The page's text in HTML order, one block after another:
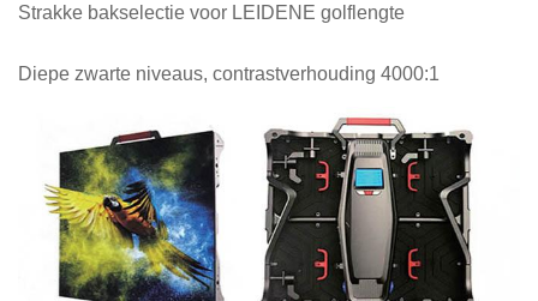
Strakke bakselectie voor LEIDENE golflengte
Diepe zwarte niveaus, contrastverhouding 4000:1